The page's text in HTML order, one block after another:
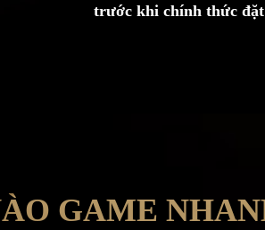
trước khi chính thức đặt
GAME